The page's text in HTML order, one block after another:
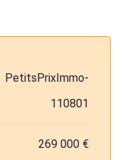
PetitsPrixImmo-
110801
269 000 €